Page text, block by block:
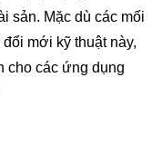
sản. Mặc dù các mối
mới kỹ thuật này,
cho các ứng dụng